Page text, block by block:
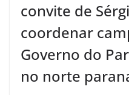
convite de
coordenar
Governo do
no norte